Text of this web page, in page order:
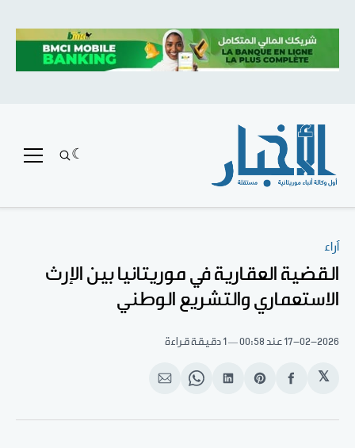
آراء
القضية العقارية في موريتانيا بين الإرث
الاستعماري والتشريع الوطني
17-02-2026 عند 00:58 1 دقيقة قراءة
𝕏
انشر
الفيسبوك
Share
Pinterest
انشر
لينكد
Share
WhatsApp
انشر
الإيميل